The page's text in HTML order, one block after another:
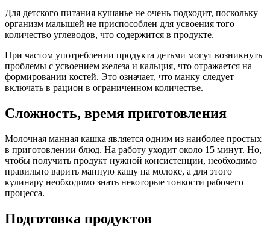
Для детского питания кушанье не очень подходит, поскольку
организм малышей не приспособлен для усвоения того
количество углеводов, что содержится в продукте.
При частом употреблении продукта детьми могут возникнуть
проблемы с усвоением железа и кальция, что отражается на
формировании костей. Это означает, что манку следует
включать в рацион в ограниченном количестве.
Сложность, время приготовления
Молочная манная кашка является одним из наиболее простых
в приготовлении блюд. На работу уходит около 15 минут. Но,
чтобы получить продукт нужной консистенции, необходимо
правильно варить манную кашу на молоке, а для этого
кулинару необходимо знать некоторые тонкости рабочего
процесса.
Подготовка продуктов